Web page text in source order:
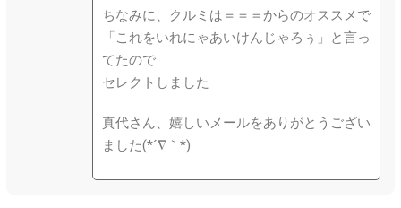
ちなみに、クルミは＝＝＝からのオススメで
「これをいれにゃあいけんじゃろぅ」と言っ
てたので
セレクトしました
真代さん、嬉しいメールをありがとうござい
ました(*´∇｀*)